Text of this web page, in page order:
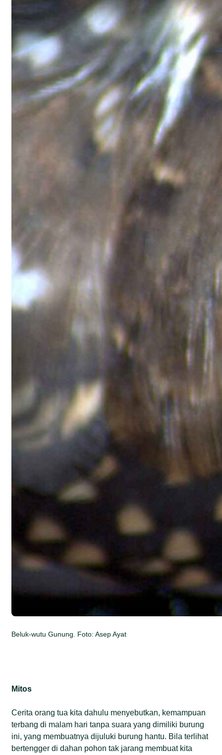
Beluk-wutu Gunung. Foto: Asep Ayat
Mitos
Cerita orang tua kita dahulu menyebutkan, kemampuan
terbang di malam hari tanpa suara yang dimiliki burung
ini, yang membuatnya dijuluki burung hantu. Bila terlihat
bertengger di dahan pohon tak jarang membuat kita